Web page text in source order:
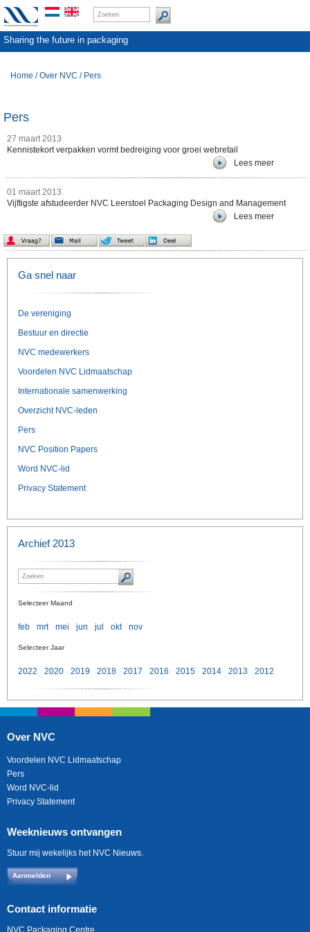
Sharing the future in packaging
Home /Over NVC / Pers
Pers
27 maart 2013
Kennistekort verpakken vormt bedreiging voor groei webretail
Lees meer
01 maart 2013
Vijftigste afstudeerder NVC Leerstoel Packaging Design and Management
Lees meer
Ga snel naar
De vereniging
Bestuur en directie
NVC medewerkers
Voordelen NVC Lidmaatschap
Internationale samenwerking
Overzicht NVC-leden
Pers
NVC Position Papers
Word NVC-lid
Privacy Statement
Archief 2013
Selecteer Maand
feb mrt mei jun jul okt nov
Selecteer Jaar
2022 2020 2019 2018 2017 2016 2015 2014 2013 2012
Over NVC
Voordelen NVC Lidmaatschap
Pers
Word NVC-lid
Privacy Statement
Weeknieuws ontvangen
Stuur mij wekelijks het NVC Nieuws.
Aanmelden
Contact informatie
NVC Packaging Centre